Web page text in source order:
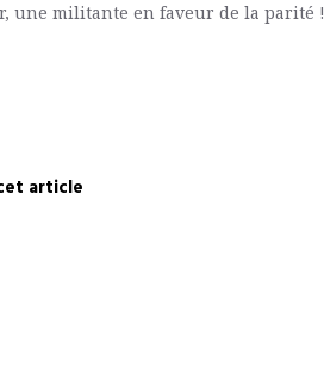
une militante en faveur de la parité !
article